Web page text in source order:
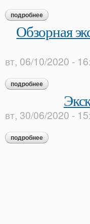
подробнее о
Обзорная
вт, 06/10/2020 -
подробнее о обзорная
вт, 30/06/2020 -
подробнее о экскурсия